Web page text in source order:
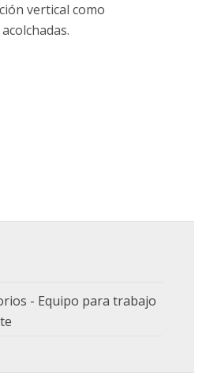
vertical como
- Equipo para trabajo